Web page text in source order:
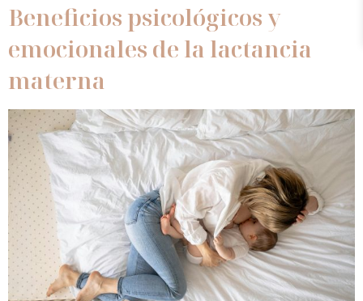
Beneficios psicológicos y
emocionales de la lactancia
materna